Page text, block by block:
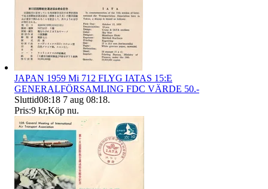
JAPAN 1959 Mi 712 FLYG IATAS 15:E
GENERALFÖRSAMLING FDC VÄRDE 50.-
Sluttid08:18 7 aug 08:18.
Pris:9 kr,Köp nu.